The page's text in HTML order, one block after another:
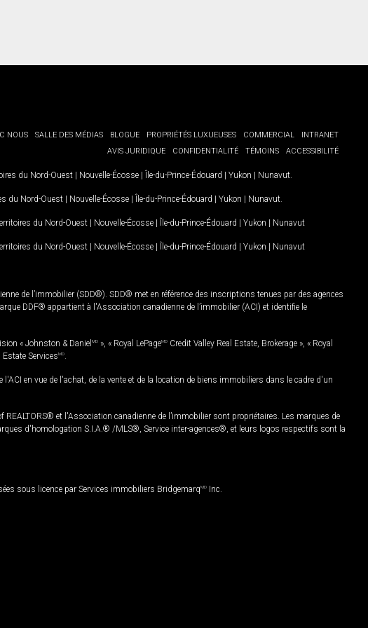
NOUS SALLE DES MÉDIAS BLOGUE PROPRIÉTÉS LUXUEUSES COMMERCIAL
INTRANET
AVIS JURIDIQUE
CONFIDENTIALITÉ TÉMOINS ACCESSIBILITÉ
du Nord-Ouest | Nouvelle-Écosse | Île-du-Prince-Édouard | Yukon | Nunavut
du Nord-Ouest | Nouvelle-Écosse | Île-du-Prince-Édouard | Yukon | Nunavut
du Nord-Ouest | Nouvelle-Écosse | Île-du-Prince-Édouard | Yukon | Nunavut
du Nord-Ouest | Nouvelle-Écosse | Île-du-Prince-Édouard | Yukon | Nunavut
de l’immobilier (SDD®). SDD® met en référence des inscriptions tenues par des agences
DDF® appartient à l'Association canadienne de l’immobilier (ACI) et identifie le
« Johnston & Daniel MD », « Royal LePageMD Credit Valley Real Estate, Brokerage », « Royal
ServicesMD
en vue de l'achat, de la vente et de la location de biens immobiliers dans le cadre d'un
et l'Association canadienne de l’immobilier sont propriétaires. Les marques de
d'homologation S.I.A.® /MLS®, Service inter-agences®, et leurs logos respectifs sont la
sous licence par Services immobiliers BridgemarqMD Inc.